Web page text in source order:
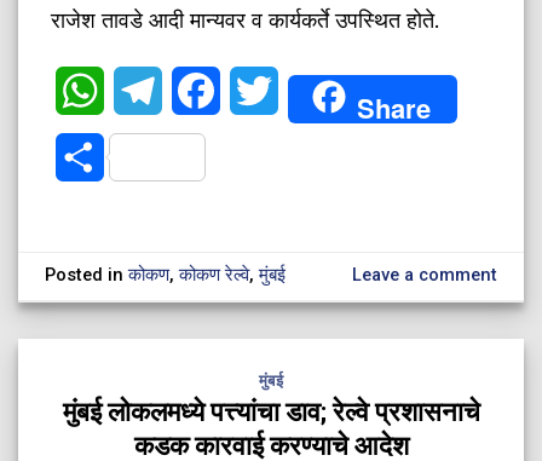
राजेश तावडे आदी मान्यवर व कार्यकर्ते उपस्थित होते.
WhatsAppTelegramFacebookTwitter Share
Share
Posted inकोकण,कोकण रेल्वे,मुंबई Leave a comment
मुंबई
मुंबई लोकलमध्ये पत्त्यांचा डाव; रेल्वे प्रशासनाचे
कडक कारवाई करण्याचे आदेश